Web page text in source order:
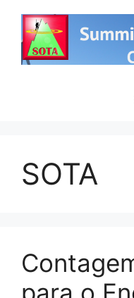
conteúdo
SOTA